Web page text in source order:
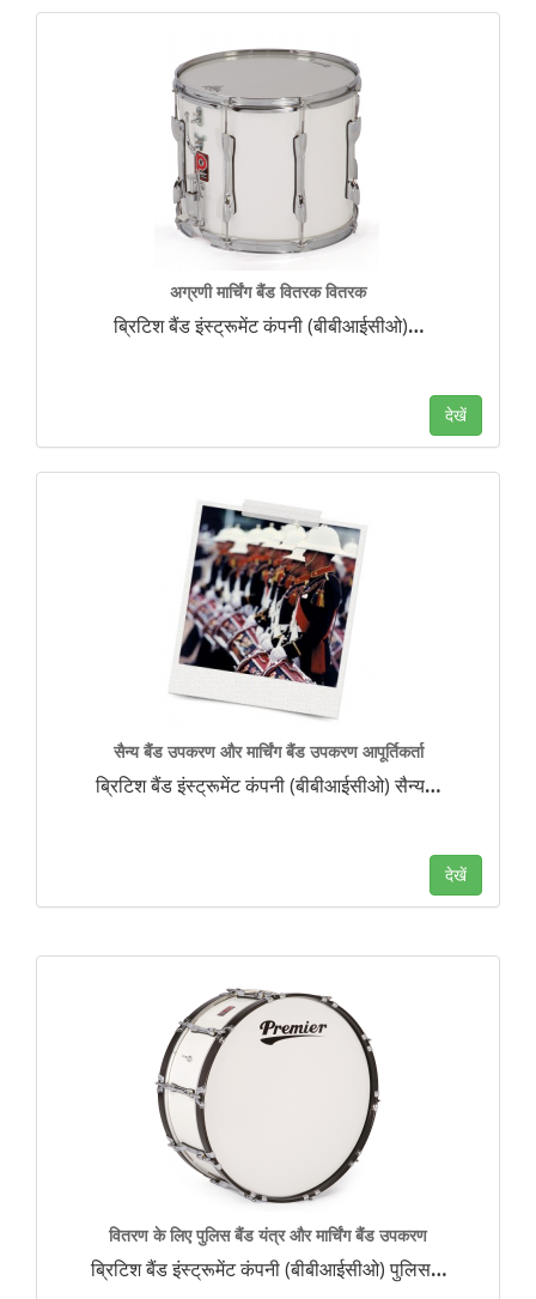
अग्रणी मार्चिंग बैंड वितरक वितरक
ब्रिटिश बैंड इंस्ट्रूमेंट कंपनी (बीबीआईसीओ)…
देखें
सैन्य बैंड उपकरण और मार्चिंग बैंड उपकरण आपूर्तिकर्ता
ब्रिटिश बैंड इंस्ट्रूमेंट कंपनी (बीबीआईसीओ) सैन्य…
देखें
वितरण के लिए पुलिस बैंड यंत्र और मार्चिंग बैंड उपकरण
ब्रिटिश बैंड इंस्ट्रूमेंट कंपनी (बीबीआईसीओ) पुलिस…